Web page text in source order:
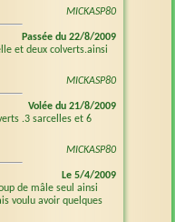
MICKASP80
Passée du 22/8/2009
et deux colverts.ainsi
MICKASP80
Volée du 21/8/2009
.3 sarcelles et 6
MICKASP80
Le 5/4/2009
de mâle seul ainsi
voulu avoir quelques